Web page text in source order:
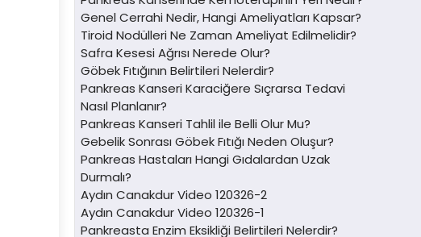
Genel Cerrahi Nedir, Hangi Ameliyatları Kapsar?
Tiroid Nodülleri Ne Zaman Ameliyat Edilmelidir?
Safra Kesesi Ağrısı Nerede Olur?
Göbek Fıtığının Belirtileri Nelerdir?
Pankreas Kanseri Karaciğere Sıçrarsa Tedavi
Nasıl Planlanır?
Pankreas Kanseri Tahlil ile Belli Olur Mu?
Gebelik Sonrası Göbek Fıtığı Neden Oluşur?
Pankreas Hastaları Hangi Gıdalardan Uzak
Durmalı?
Aydın Canakdur Video 120326-2
Aydın Canakdur Video 120326-1
Pankreasta Enzim Eksikliği Belirtileri Nelerdir?